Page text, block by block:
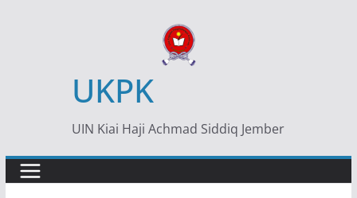
UKPK
UIN Kiai Haji Achmad Siddiq Jember